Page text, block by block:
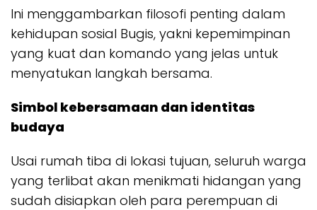
Ini menggambarkan filosofi penting dalam
kehidupan sosial Bugis, yakni kepemimpinan
yang kuat dan komando yang jelas untuk
menyatukan langkah bersama.
Simbol kebersamaan dan identitas
budaya
Usai rumah tiba di lokasi tujuan, seluruh warga
yang terlibat akan menikmati hidangan yang
sudah disiapkan oleh para perempuan di